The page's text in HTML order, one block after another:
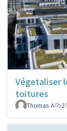
Végetaliser
toitures
Thomas A
2